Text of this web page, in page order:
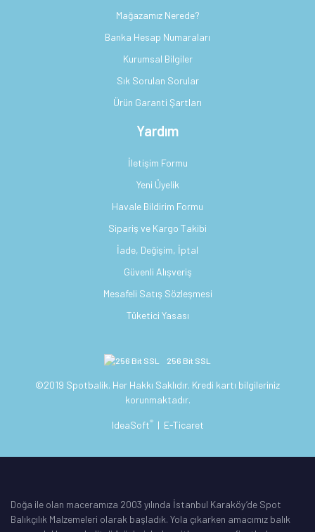
Mağazamız Nerede?
Banka Hesap Numaraları
Kurumsal Bilgiler
Sık Sorulan Sorular
Ürün Garanti Şartları
Yardım
İletişim Formu
Yeni Üyelik
Havale Bildirim Formu
Sipariş ve Kargo Takibi
İade, Değişim, İptal
Güvenli Alışveriş
Mesafeli Satış Sözleşmesi
Tüketici Yasası
256 Bit SSL
©2019 Spotbalik. Her Hakkı Saklıdır. Kredi kartı bilgileriniz
korunmaktadır.
IdeaSoft® | E-Ticaret
Doğa ile olan maceramıza 2003 yılında İstanbul Karaköy’de Spot
Balıkçılık Malzemeleri olarak başladık. Yola çıkarken amacımız balık